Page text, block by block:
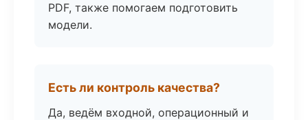
PDF, также помогаем подготовить
модели.
Есть ли контроль качества?
Да, ведём входной, операционный и